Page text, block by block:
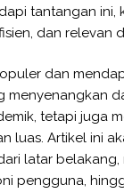
tantangan
dan relevan
dan
menyenangkan
tetapi juga
luas. Artikel ini
latar
pengguna,